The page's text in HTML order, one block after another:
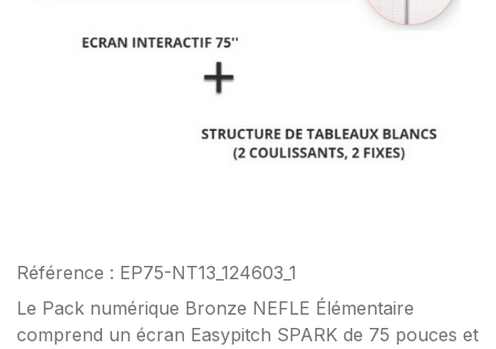
Référence : EP75-NT13_124603_1
Le Pack numérique Bronze NEFLE Élémentaire
comprend un écran Easypitch SPARK de 75 pouces et